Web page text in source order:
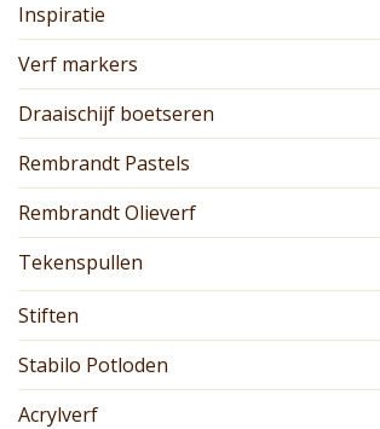
Inspiratie
Verf markers
Draaischijf boetseren
Rembrandt Pastels
Rembrandt Olieverf
Tekenspullen
Stiften
Stabilo Potloden
Acrylverf